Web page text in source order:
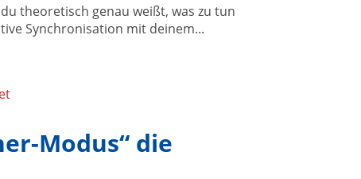
theoretisch genau weißt, was zu tun
Synchronisation mit deinem...
Modus“ die